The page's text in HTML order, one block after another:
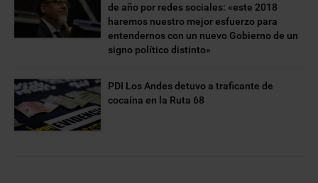
de año por redes sociales: «este 2018
haremos nuestro mejor esfuerzo para
entendernos con un nuevo Gobierno de un
signo político distinto»
PDI Los Andes detuvo a traficante de
cocaína en la Ruta 68